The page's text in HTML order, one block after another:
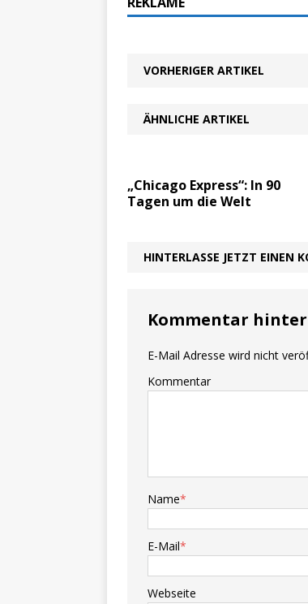
VORHERIGER ARTIKEL
ÄHNLICHE ARTIKEL
„Chicago Express“: In 90
Tagen um die Welt
HINTERLASSE JETZT EINEN
Kommentar
E-Mail Adresse wird nicht
Kommentar
Name*
E-Mail*
Webseite